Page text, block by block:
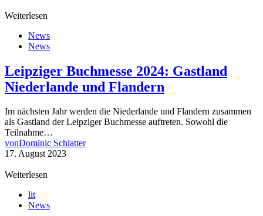
Weiterlesen
News
News
Leipziger Buchmesse 2024: Gastland
Niederlande und Flandern
Im nächsten Jahr werden die Niederlande und Flandern zusammen
als Gastland der Leipziger Buchmesse auftreten. Sowohl die
Teilnahme…
vonDominic Schlatter
17. August 2023
Weiterlesen
lit
News